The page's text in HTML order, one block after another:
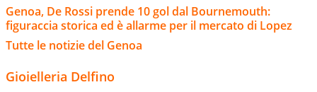
Genoa, De Rossi prende 10 gol dal Bournemouth:
figuraccia storica ed è allarme per il mercato di Lopez
Tutte le notizie del Genoa
Gioielleria Delfino